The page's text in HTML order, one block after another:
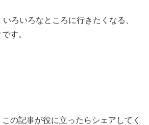
ろいろなところに行きたくなる、
す。
の記事が役に立ったらシェアしてく